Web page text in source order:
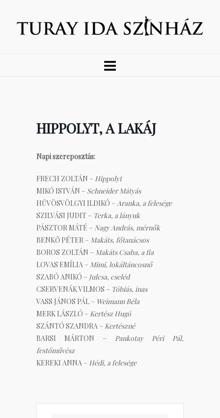
HIPPOLYT, A LAKÁJ
Napi szereposztás:
FRECH ZOLTÁN – Hippolyt
MIKÓ ISTVÁN – Schneider Mátyás
HŰVÖSVÖLGYI ILDIKÓ – Aranka, a felesége
SZILVÁSI JUDIT – Terka, a lányuk
PÁSZTOR MÁTÉ – Nagy András, mérnők
BENKŐ PÉTER – Makáts, főtanácsos
BOROS ZOLTÁN – Makáts Csaba, a fia
LOVAS EMÍLIA – Mimi, lokáltáncosnő
SZABÓ ANIKÓ – Julcsa, cseléd
CSERVENÁK VILMOS – Tóbiás, inas
VASS JÁNOS PÁL – Weimann Béla
MERK LÁSZLÓ – Kertész Hugó
SZÁNTÓ SZANDRA – Kertészné
BARSI MÁRTON – Pankotay Péri Pál,
festőművész
KEREKI ANNA – Hédi, a felesége